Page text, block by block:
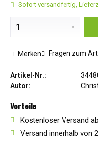
Sofort versandfertig,
Merken Fragen zum
Artikel-Nr.:
Autor:
Vorteile
Kostenloser Versand
Versand innerhalb von